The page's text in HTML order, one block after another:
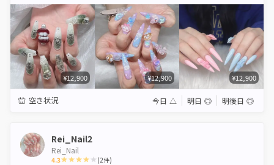
¥12,900 ¥12,900 ¥12,900
空き状況 今日 △ 明日 ◎ 明後日 ◎
Rei_Nail2
Rei_Nail
4.3 (2件)